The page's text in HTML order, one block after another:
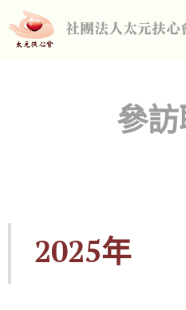
社團法人太元扶心
參
2025年